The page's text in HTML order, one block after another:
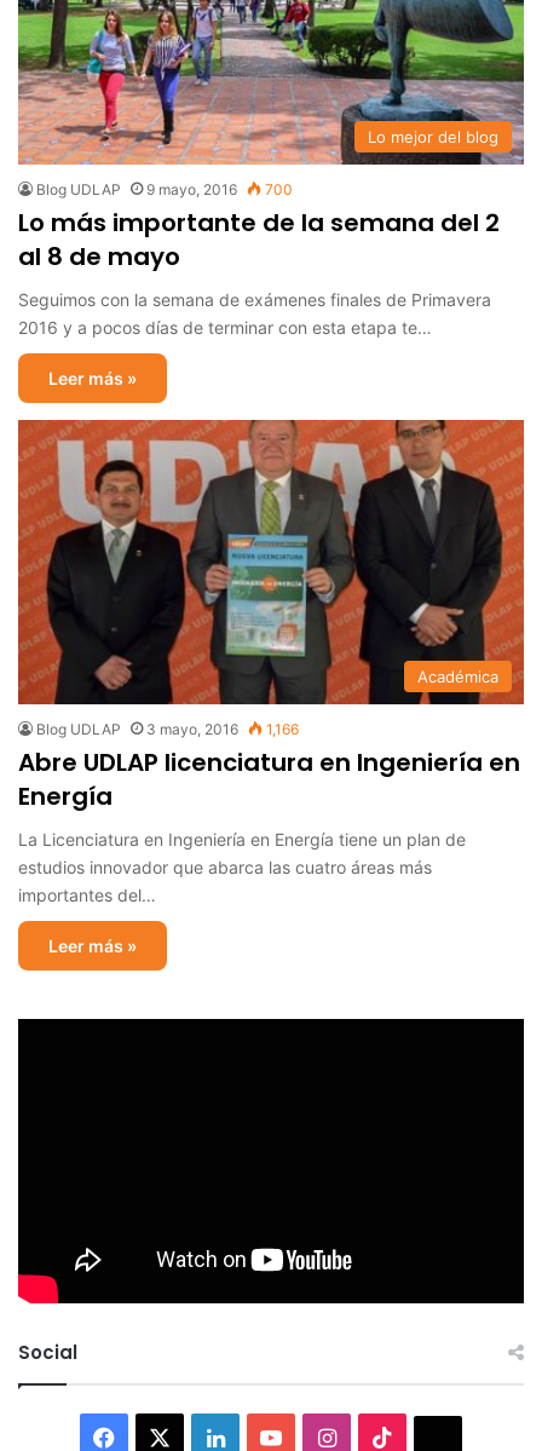
Lo mejor del blog
Blog UDLAP 9 mayo, 2016 700
Lo más importante de la semana del 2
al 8 de mayo
Seguimos con la semana de exámenes finales de Primavera
2016 y a pocos días de terminar con esta etapa te…
Leer más »
Académica
Blog UDLAP 3 mayo, 2016 1,166
Abre UDLAP licenciatura en Ingeniería en
Energía
La Licenciatura en Ingeniería en Energía tiene un plan de
estudios innovador que abarca las cuatro áreas más
importantes del…
Leer más »
Social
Facebook LinkedInYouTubeInstagram